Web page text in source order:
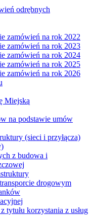
odrębnych
zamówień na rok 2022
zamówień na rok 2023
zamówień na rok 2024
zamówień na rok 2025
zamówień na rok 2026
Miejską
na podstawie umów
(sieci i przyłącza)
z budowa i
drogowym
tytułu korzystania z usług